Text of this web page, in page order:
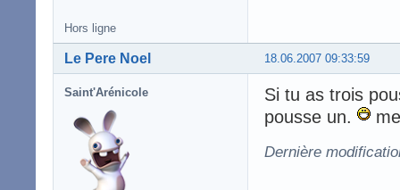
Hors ligne
18.06.2007 09:33:59
Le Pere Noel
Saint'Arénicole
Si tu as trois
pousse un.
Dernière